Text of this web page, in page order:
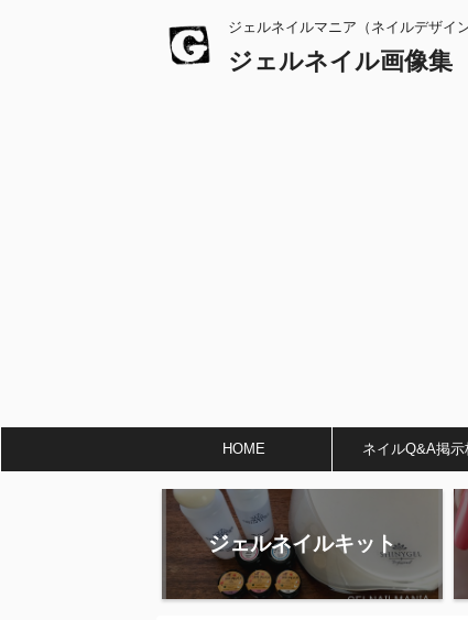
ジェルネイルマニア（ネイルデザイン
ジェルネイル画像集
HOME ネイルQ&A掲示
ジェルネイルキット